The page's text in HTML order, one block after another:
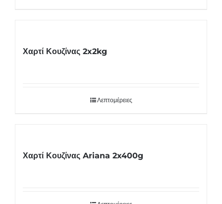
Χαρτί Κουζίνας 2x2kg
Λεπτομέρειες
Χαρτί Κουζίνας Ariana 2x400g